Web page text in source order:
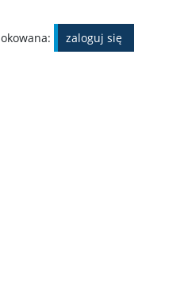
zaloguj się